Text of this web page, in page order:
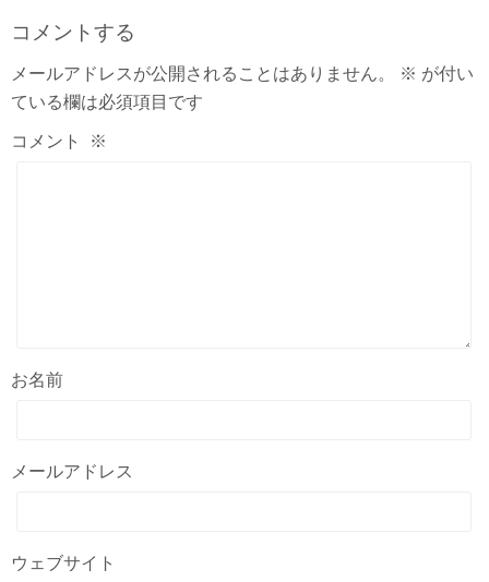
コメントする
メールアドレスが公開されることはありません。 ※ が付い
ている欄は必須項目です
コメント ※
お名前
メールアドレス
ウェブサイト